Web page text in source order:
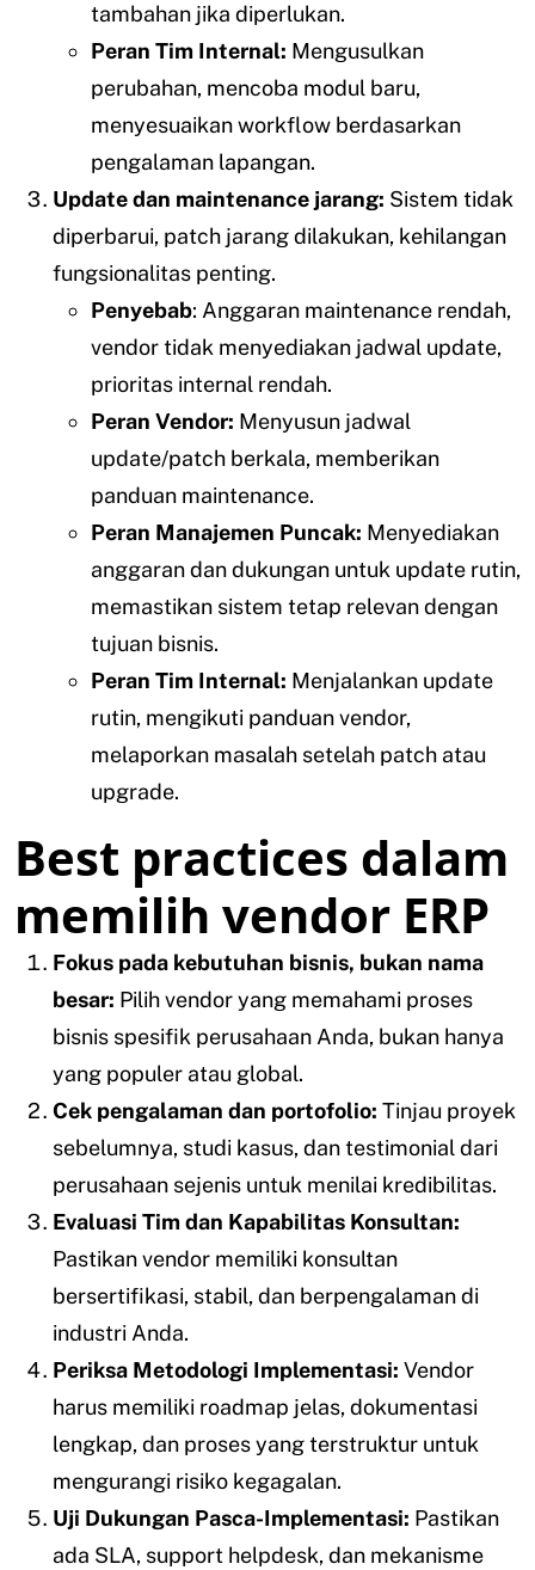
tambahan jika diperlukan.
Peran Tim Internal: Mengusulkan
perubahan, mencoba modul baru,
menyesuaikan workflow berdasarkan
pengalaman lapangan.
Update dan maintenance jarang: Sistem tidak
diperbarui, patch jarang dilakukan, kehilangan
fungsionalitas penting.
Penyebab: Anggaran maintenance rendah,
vendor tidak menyediakan jadwal update,
prioritas internal rendah.
Peran Vendor: Menyusun jadwal
update/patch berkala, memberikan
panduan maintenance.
Peran Manajemen Puncak: Menyediakan
anggaran dan dukungan untuk update rutin,
memastikan sistem tetap relevan dengan
tujuan bisnis.
Peran Tim Internal: Menjalankan update
rutin, mengikuti panduan vendor,
melaporkan masalah setelah patch atau
upgrade.
Best practices dalam
memilih vendor ERP
Fokus pada kebutuhan bisnis, bukan nama
besar: Pilih vendor yang memahami proses
bisnis spesifik perusahaan Anda, bukan hanya
yang populer atau global.
Cek pengalaman dan portofolio: Tinjau proyek
sebelumnya, studi kasus, dan testimonial dari
perusahaan sejenis untuk menilai kredibilitas.
Evaluasi Tim dan Kapabilitas Konsultan:
Pastikan vendor memiliki konsultan
bersertifikasi, stabil, dan berpengalaman di
industri Anda.
Periksa Metodologi Implementasi: Vendor
harus memiliki roadmap jelas, dokumentasi
lengkap, dan proses yang terstruktur untuk
mengurangi risiko kegagalan.
Uji Dukungan Pasca-Implementasi: Pastikan
ada SLA, support helpdesk, dan mekanisme